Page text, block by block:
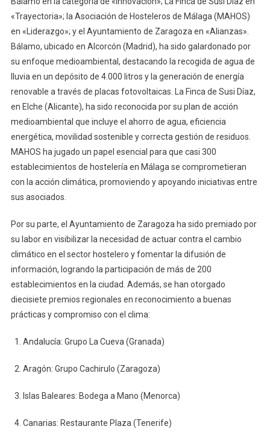
«Trayectoria»; la Asociación de Hosteleros de Málaga (MAHOS)
en «Liderazgo»; y el Ayuntamiento de Zaragoza en «Alianzas».
Bálamo, ubicado en Alcorcón (Madrid), ha sido galardonado por
su enfoque medioambiental, destacando la recogida de agua de
lluvia en un depósito de 4.000 litros y la generación de energía
renovable a través de placas fotovoltaicas. La Finca de Susi Díaz,
en Elche (Alicante), ha sido reconocida por su plan de acción
medioambiental que incluye el ahorro de agua, eficiencia
energética, movilidad sostenible y correcta gestión de residuos.
MAHOS ha jugado un papel esencial para que casi 300
establecimientos de hostelería en Málaga se comprometieran
con la acción climática, promoviendo y apoyando iniciativas entre
sus asociados.
Por su parte, el Ayuntamiento de Zaragoza ha sido premiado por
su labor en visibilizar la necesidad de actuar contra el cambio
climático en el sector hostelero y fomentar la difusión de
información, logrando la participación de más de 200
establecimientos en la ciudad. Además, se han otorgado
diecisiete premios regionales en reconocimiento a buenas
prácticas y compromiso con el clima:
Andalucía: Grupo La Cueva (Granada)
Aragón: Grupo Cachirulo (Zaragoza)
Islas Baleares: Bodega a Mano (Menorca)
Canarias: Restaurante Plaza (Tenerife)